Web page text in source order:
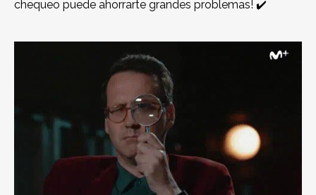
chequeo puede ahorrarte grandes problemas! ✔️